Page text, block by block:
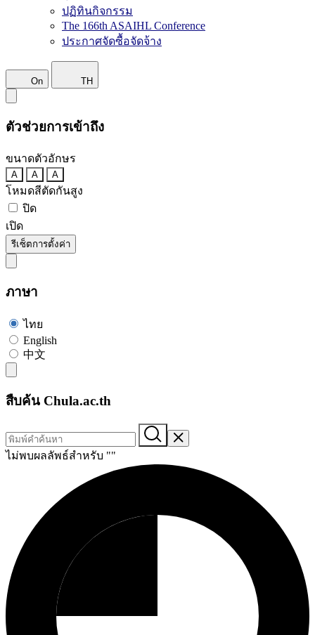
ปฏิทินกิจกรรม
The 166th ASAIHL Conference
ประกาศจัดซื้อจัดจ้าง
On TH
ตัวช่วยการเข้าถึง
ขนาดตัวอักษร
A A A
โหมดสีตัดกันสูง
ปิด
เปิด
รีเซ็ตการตั้งค่า
ภาษา
ไทย
English
中文
สืบค้น Chula.ac.th
ไม่พบผลลัพธ์สำหรับ ""